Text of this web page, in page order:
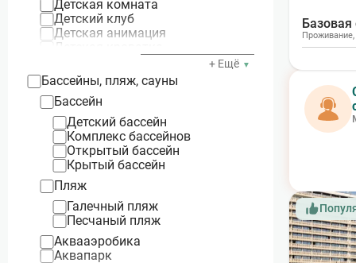
Песчаное
Гаспра
Мисхор
Алупка
Форос
Саки
Гурзуф
Каменское
Оленевка
Керчь
Николаевка
Щелкино
Мысовое
Заозёрное
Коктебель
Алтай
4‑разовое
5‑разовое
6-разовое
Детская комната
Детский клуб
Детская анимация
Детская кроватка
Игровые приставки
Детские коляски
+ Ещё
Бассейны, пляж, сауны
Бассейн
Детский бассейн
Комплекс бассейнов
Открытый бассейн
Крытый бассейн
Пляж
Галечный пляж
Песчаный пляж
Аквааэробика
Аквапарк
Базовая
Проживание,